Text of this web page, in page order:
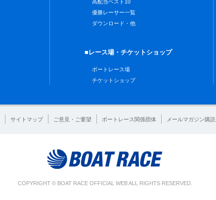
高配当ベスト10
優勝レーサー一覧
ダウンロード・他
■レース場・チケットショップ
ボートレース場
チケットショップ
サイトマップ ご意見・ご要望 ボートレース関係団体 メールマガジン購読
COPYRIGHT © BOAT RACE OFFICIAL WEB ALL RIGHTS RESERVED.